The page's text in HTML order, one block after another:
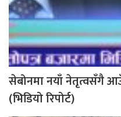
सेबोनमा नयाँ नेतृत्वसँगै
(भिडियो रिपोर्ट)